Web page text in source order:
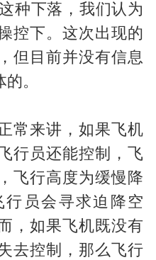
种下落，我们认为
控下。这次出现的
但目前并没有信息
。
常来讲，如果飞机
行员还能控制，飞
飞行高度为缓慢降
员会寻求迫降空
，如果飞机既没有
去控制，那么飞行